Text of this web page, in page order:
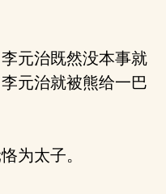
元治既然没本事就
元治就被熊给一巴
为太子。